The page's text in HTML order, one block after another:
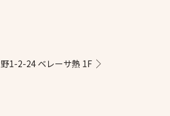
1-2-24 ベレーサ熱 1F